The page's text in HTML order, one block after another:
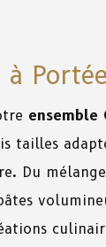
ensemble
tailles
Du